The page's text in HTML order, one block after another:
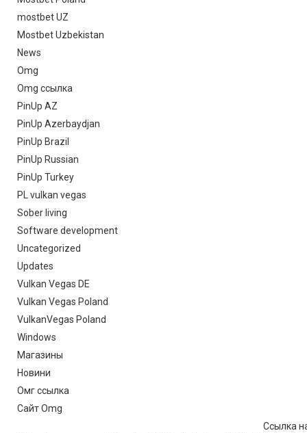
mostbet UZ
Mostbet Uzbekistan
News
Omg
Omg ссылка
PinUp AZ
PinUp Azerbaydjan
PinUp Brazil
PinUp Russian
PinUp Turkey
PL vulkan vegas
Sober living
Software development
Uncategorized
Updates
Vulkan Vegas DE
Vulkan Vegas Poland
VulkanVegas Poland
Windows
Магазины
Новини
Омг ссылка
Сайт Omg
Ссылка